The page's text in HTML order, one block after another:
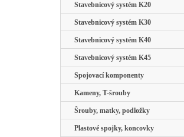
Stavebnicový systém K20
Stavebnicový systém K30
Stavebnicový systém K40
Stavebnicový systém K45
Spojovací komponenty
Kameny, T-šrouby
Šrouby, matky, podložky
Plastové spojky, koncovky